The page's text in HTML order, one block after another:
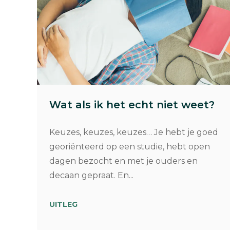
Wat als ik het echt niet weet?
Keuzes, keuzes, keuzes… Je hebt je goed
georiënteerd op een studie, hebt open
dagen bezocht en met je ouders en
decaan gepraat. En...
UITLEG